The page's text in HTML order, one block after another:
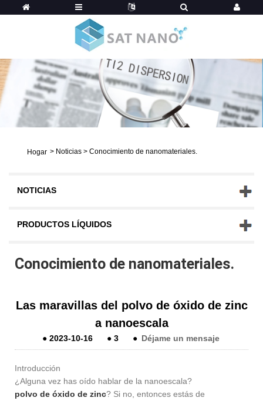
Hogar > Noticias > Conocimiento de nanomateriales.
NOTICIAS
PRODUCTOS LÍQUIDOS
Conocimiento de nanomateriales.
Las maravillas del polvo de óxido de zinc
a nanoescala
● 2023-10-16 ● 3 ● Déjame un mensaje
Introducción
¿Alguna vez has oído hablar de la nanoescala?
polvo de óxido de zinc? Si no, entonces estás de